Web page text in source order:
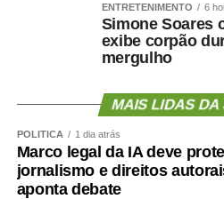
3-31-01-2025-
PEDAGOGO-
VESPERTINO.pdf
2-31-01-2025-TARDE-
VESPERTINO.pdf
1-31-01-2025-MANHA-
ENTRETENIMENTO 6
Simone Soares
exibe corpão
mergulho
MAIS LIDAS DA
POLÍTICA 1 dia atrás
Marco legal da IA deve
jornalismo e direitos
aponta debate